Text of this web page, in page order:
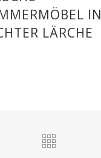
IN
LÄRCHE